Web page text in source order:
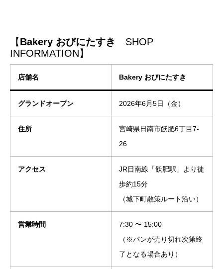
【Bakery おびにたすき
SHOP
INFORMATION】
店舗名 Bakery おびにたすき
グランドオープン 2026年6月5日（金）
住所
宮崎県日南市飫肥6丁目7-
26
アクセス
JR日南線「飫肥駅」より徒
歩約15分
（城下町散策ルート沿い）
営業時間
7:30 〜 15:00
（※パンが売り切れ次第終
了となる場合あり）